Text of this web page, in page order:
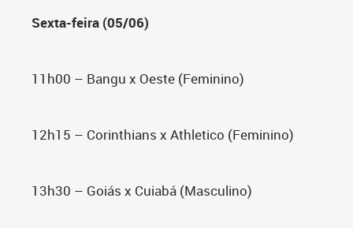
Sexta-feira (05/06)
11h00 – Bangu x Oeste (Feminino)
12h15 – Corinthians x Athletico (Feminino)
13h30 – Goiás x Cuiabá (Masculino)